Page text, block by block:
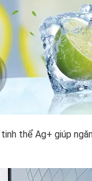
thể Ag+ giúp